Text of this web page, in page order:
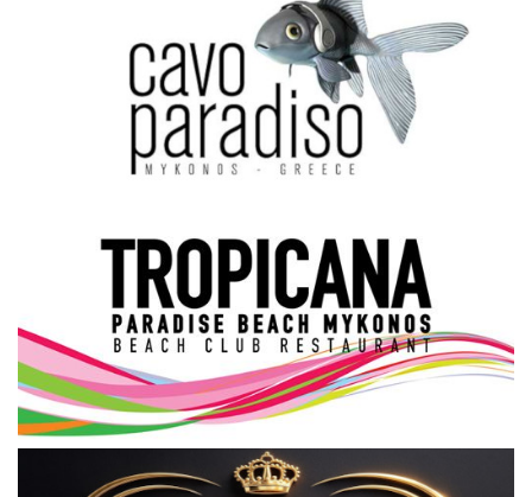
Science & Tech
Aegean Islands
Cost Of Living Crisis
Opinion + Analysis
L’Art des Sens